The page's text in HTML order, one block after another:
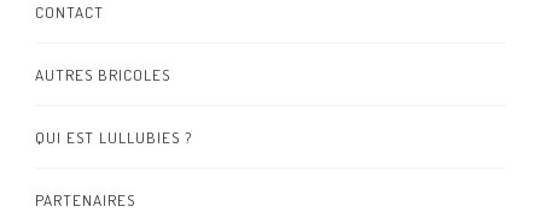
CONTACT
AUTRES BRICOLES
QUI EST LULLUBIES ?
PARTENAIRES